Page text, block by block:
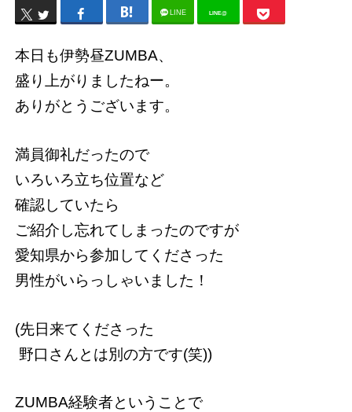
LINE LINE@
本日も伊勢昼ZUMBA、
盛り上がりましたねー。
ありがとうございます。
満員御礼だったので
いろいろ立ち位置など
確認していたら
ご紹介し忘れてしまったのですが
愛知県から参加してくださった
男性がいらっしゃいました！
(先日来てくださった
野口さんとは別の方です(笑))
ZUMBA経験者ということで